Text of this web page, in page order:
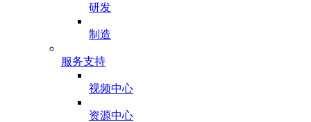
研发
制造
服务支持
视频中心
资源中心